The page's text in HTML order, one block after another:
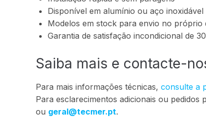
Disponível em alumínio ou aço inoxidável
Modelos em stock para envio no próprio
Garantia de satisfação incondicional de
Saiba mais e contacte-
Para mais informações técnicas, consulte a
Para esclarecimentos adicionais ou
ou geral@tecmer.pt.